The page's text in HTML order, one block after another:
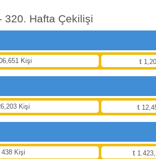
320. Hafta Çekilişi
Kişi
Kişi
438 Kişi